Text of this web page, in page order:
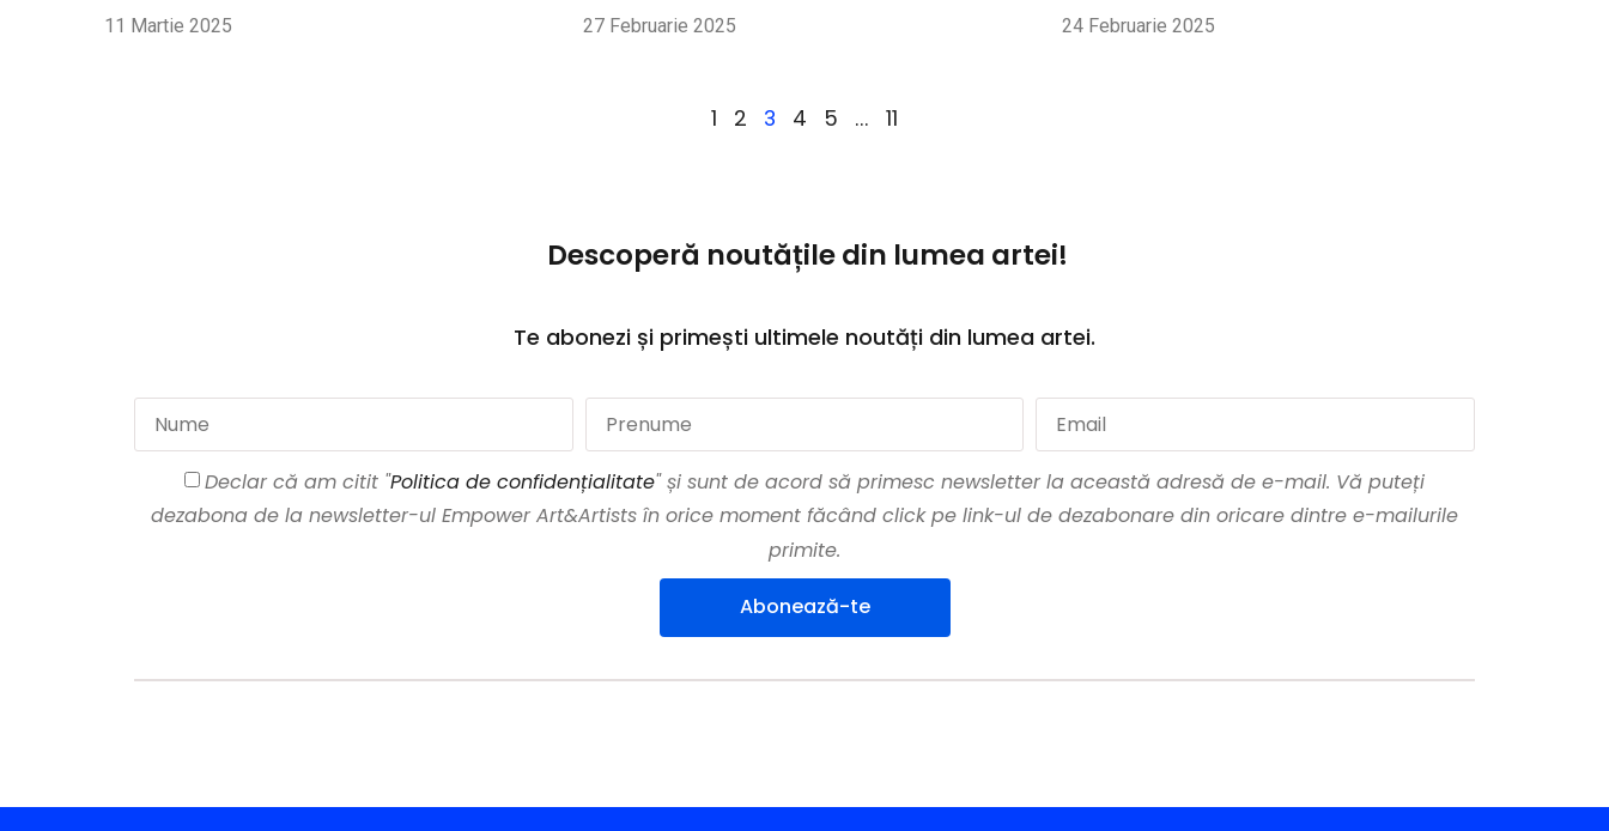
11 Martie 2025 27 Februarie 2025 24 Februarie 2025
1 2 3 4 5 … 11
Descoperă noutățile din lumea artei!
Te abonezi și primești ultimele noutăți din lumea artei.
Declar că am citit "Politica de confidențialitate" și sunt de acord să primesc newsletter la această adresă de e-mail. Vă puteți
dezabona de la newsletter-ul Empower Art&Artists în orice moment făcând click pe link-ul de dezabonare din oricare dintre e-mailurile
primite.
Abonează-te